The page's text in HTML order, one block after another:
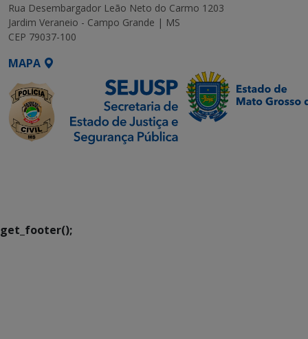
Rua Desembargador Leão Neto do Carmo 1203
Jardim Veraneio - Campo Grande | MS
CEP 79037-100
MAPA
get_footer();